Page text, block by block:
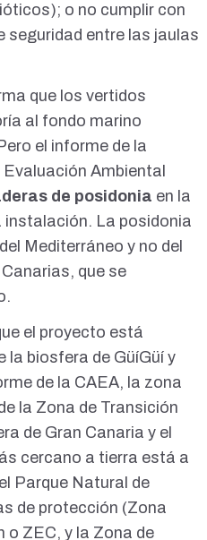
o no cumplir con
seguridad entre las jaulas
que los vertidos
al fondo marino
el informe de la
Ambiental
de posidonia en la
instalación. La posidonia
Mediterráneo y no del
que se
.
el proyecto está
la biosfera de GüíGüí y
de la CAEA, la zona
la Zona de Transición
de Gran Canaria y el
cercano a tierra está a
Parque Natural de
de protección (Zona
o ZEC, y la Zona de